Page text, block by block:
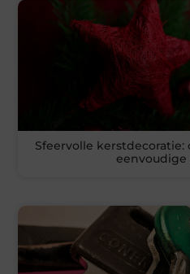
Sfeervolle